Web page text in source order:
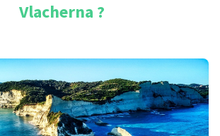
Vlacherna ?